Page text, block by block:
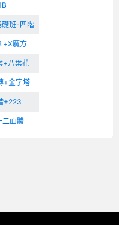
礎班-四階
+X魔方
+八葉花
+金字塔
+223
二面體